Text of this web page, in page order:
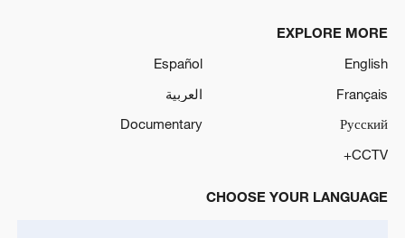
EXPLORE MORE
English
Español
Français
العربية
Русский
Documentary
CCTV+
CHOOSE YOUR LANGUAGE